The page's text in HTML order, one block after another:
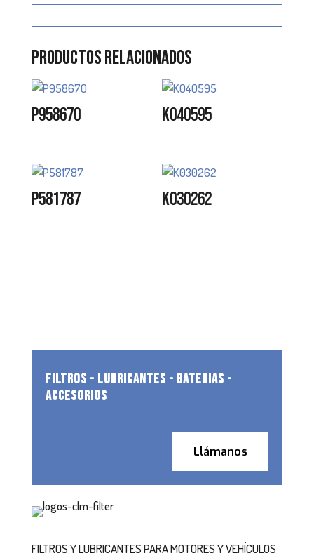
Productos relacionados
P958670 K040595
P581787 K030262
FILTROS - LUBRICANTES - BATERIAS -
ACCESORIOS
Llámanos
FILTROS Y LUBRICANTES PARA MOTORES Y VEHÍCULOS